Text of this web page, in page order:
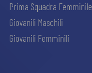
Prima Squadra Femminile
Giovanili Maschili
Giovanili Femminili